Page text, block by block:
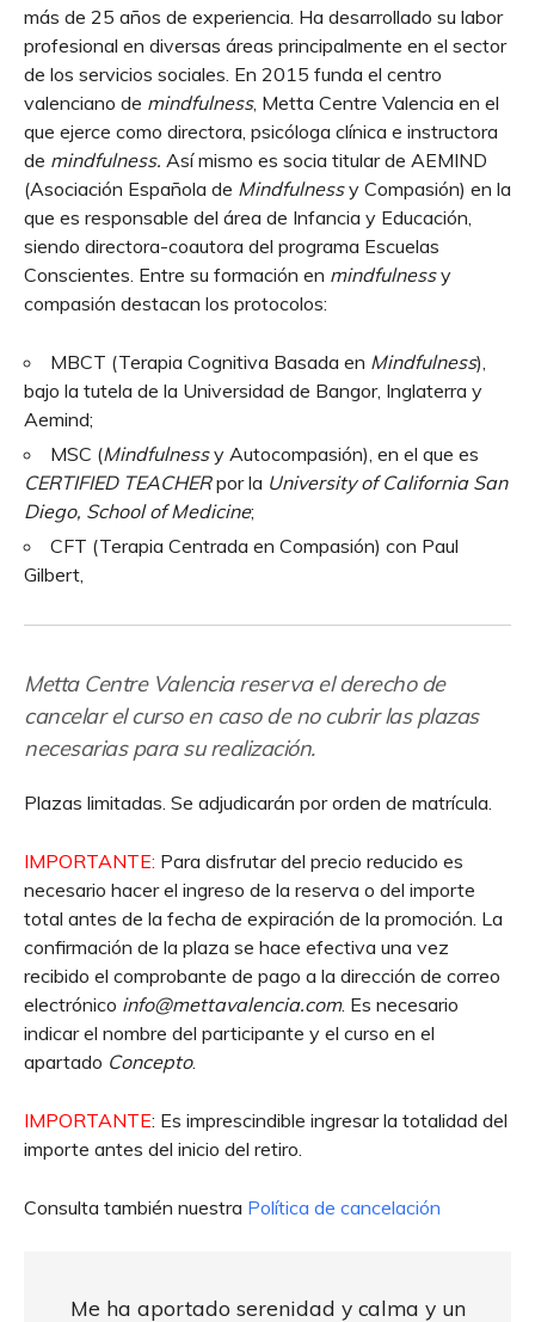
más de 25 años de experiencia. Ha desarrollado su labor
profesional en diversas áreas principalmente en el sector
de los servicios sociales. En 2015 funda el centro
valenciano de mindfulness, Metta Centre Valencia en el
que ejerce como directora, psicóloga clínica e instructora
de mindfulness. Así mismo es socia titular de AEMIND
(Asociación Española de Mindfulnessy Compasión) en la
que es responsable del área de Infancia y Educación,
siendo directora-coautora del programa Escuelas
Conscientes. Entre su formación en mindfulnessy
compasión destacan los protocolos:
MBCT (Terapia Cognitiva Basada en Mindfulness),
bajo la tutela de la Universidad de Bangor, Inglaterra y
Aemind;
MSC (Mindfulnessy Autocompasión), en el que es
CERTIFIED TEACHERpor la University of California San
Diego, School of Medicine;
CFT (Terapia Centrada en Compasión) con Paul
Gilbert,
Metta Centre Valencia reserva el derecho de
cancelar el curso en caso de no cubrir las plazas
necesarias para su realización.
Plazas limitadas. Se adjudicarán por orden de matrícula.
IMPORTANTE: Para disfrutar del precio reducido es
necesario hacer el ingreso de la reserva o del importe
total antes de la fecha de expiración de la promoción. La
confirmación de la plaza se hace efectiva una vez
recibido el comprobante de pago a la dirección de correo
electrónico info@mettavalencia.com. Es necesario
indicar el nombre del participante y el curso en el
apartado Concepto.
IMPORTANTE: Es imprescindible ingresar la totalidad del
importe antes del inicio del retiro.
Consulta también nuestra Política de cancelación
Me ha aportado serenidad y calma y un